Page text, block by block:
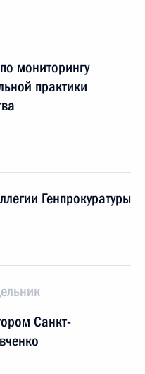
мониторингу
практики
Генпрокуратуры
Санкт-